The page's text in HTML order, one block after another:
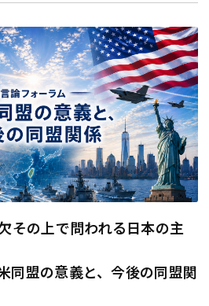
――その上で問われる日本の主
同盟の意義と、今後の同盟関